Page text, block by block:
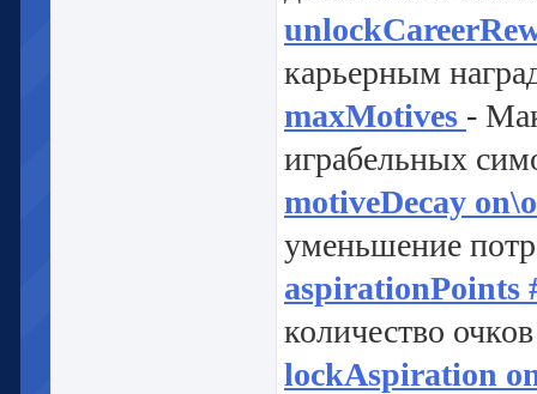
карьерным
maxMotives -
играбельных
motiveDecay
уменьшение
aspirationPoints
количество
lockAspiration